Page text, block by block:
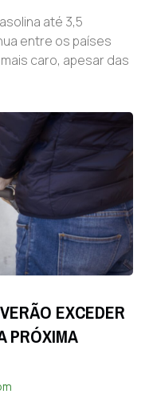
até 3,5
entre os países
caro, apesar das
EXCEDER
PRÓXIMA